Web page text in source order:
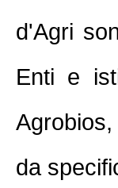
d'Agri
Enti e
da